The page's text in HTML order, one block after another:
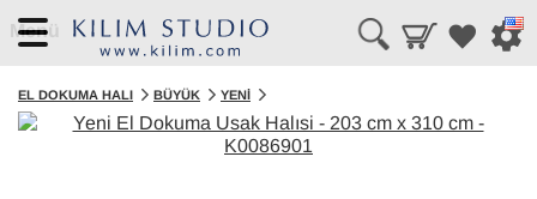
Menü
EL DOKUMA HALI BÜYÜK YENI